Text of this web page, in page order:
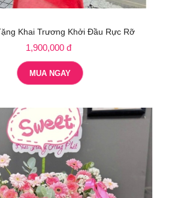
Khai Trương Khởi Đầu Rực Rỡ
1,900,000 đ
MUA NGAY